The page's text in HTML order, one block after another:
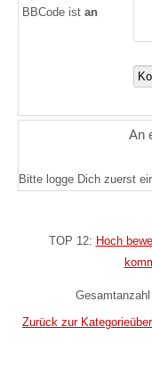
BBCode ist an
An
Bitte logge Dich zuerst
TOP 12: Hoch
Zurück zur